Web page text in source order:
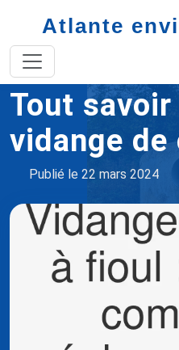
Atlante
Accueil
Tout
vidange
Publié le 22 mars 2024